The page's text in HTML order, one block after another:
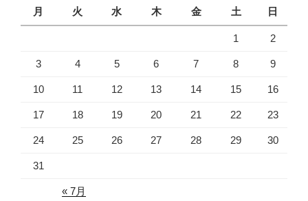
月
火 水 木 金 土 日
1 2
3 4 5 6 7 8 9
10 11 12 13 14 15 16
17 18 19 20 21 22 23
24 25 26 27 28 29 30
31
« 7月